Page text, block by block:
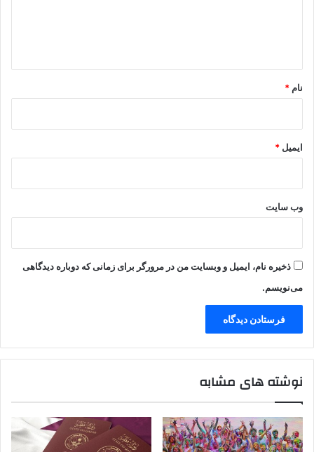
نام *
ایمیل *
وب‌ سایت
ذخیره نام، ایمیل و وبسایت من در مرورگر برای زمانی که دوباره دیدگاهی
می‌نویسم.
نوشته های مشابه